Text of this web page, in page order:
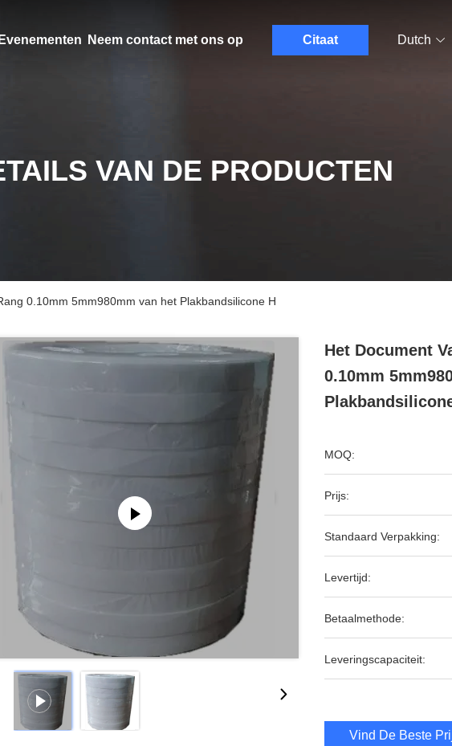
Neem contact met ons op Citaat Dutch
VAN DE PRODUCTEN
0.10mm 5mm980mm van het Plakbandsilicone H
Het Document
0.10mm
MOQ:
Prijs:
Standaard Verpakking:
Levertijd:
Betaalmethode:
Leveringscapaciteit:
Vind De Beste